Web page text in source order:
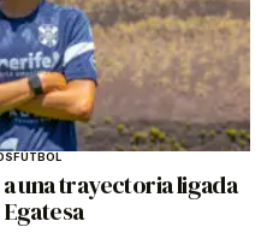
FÚTBOL
una trayectoria ligada